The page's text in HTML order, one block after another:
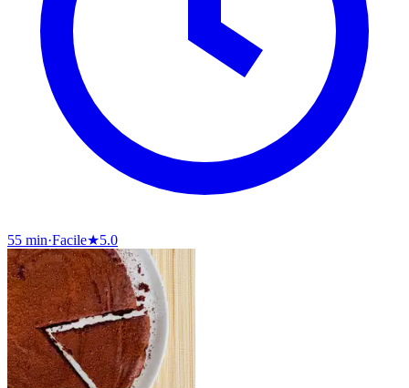
55 min·Facile★5.0